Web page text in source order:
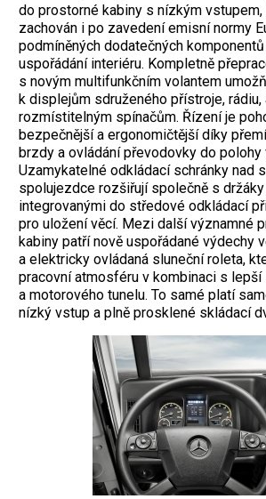
do prostorné kabiny s nízkým
zachován i po zavedení emisní normy
podmíněných dodatečných
uspořádání interiéru. Kompletně
s novým multifunkčním volantem
k displejům sdruženého přístroje, rádiu,
rozmístitelným spínačům. Řízení je
bezpečnější a ergonomičtější díky
brzdy a ovládání převodovky do polohy
Uzamykatelné odkládací schránky nad
spolujezdce rozšiřují společně s držáky
integrovanými do středové odkládací
pro uložení věcí. Mezi další významné
kabiny patří nově uspořádané výdechy
a elektricky ovládaná sluneční roleta,
pracovní atmosféru v kombinaci s
a motorového tunelu. To samé platí
nízký vstup a plně prosklené skládací